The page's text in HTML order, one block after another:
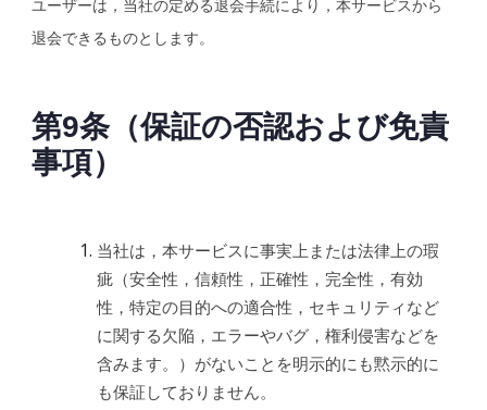
ユーザーは，当社の定める退会手続により，本サービスから
退会できるものとします。
第9条（保証の否認および免責
事項）
当社は，本サービスに事実上または法律上の瑕
疵（安全性，信頼性，正確性，完全性，有効
性，特定の目的への適合性，セキュリティなど
に関する欠陥，エラーやバグ，権利侵害などを
含みます。）がないことを明示的にも黙示的に
も保証しておりません。